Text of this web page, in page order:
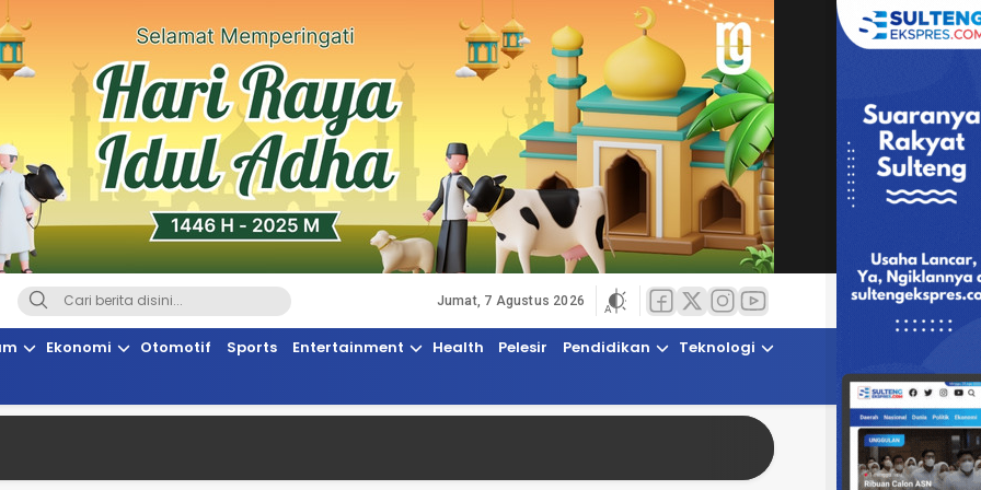
Suaranya Rakyat Sulteng
Jumat, 7 Agustus 2026
Ekonomi Otomotif Sports Entertainment Health Pelesir Pendidikan
Teknologi